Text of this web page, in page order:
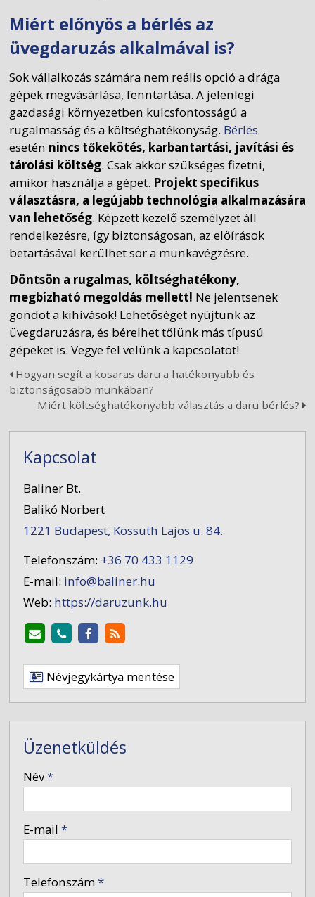
Miért előnyös a bérlés az
üvegdaruzás alkalmával is?
Sok vállalkozás számára nem reális opció a drága
gépek megvásárlása, fenntartása. A jelenlegi
gazdasági környezetben kulcsfontosságú a
rugalmasság és a költséghatékonyság. Bérlés
esetén nincs tőkekötés, karbantartási, javítási és
tárolási költség. Csak akkor szükséges fizetni,
amikor használja a gépet. Projekt specifikus
választásra, a legújabb technológia alkalmazására
van lehetőség. Képzett kezelő személyzet áll
rendelkezésre, így biztonságosan, az előírások
betartásával kerülhet sor a munkavégzésre.
Döntsön a rugalmas, költséghatékony,
megbízható megoldás mellett! Ne jelentsenek
gondot a kihívások! Lehetőséget nyújtunk az
üvegdaruzásra, és bérelhet tőlünk más típusú
gépeket is. Vegye fel velünk a kapcsolatot!
Hogyan segít a kosaras daru a hatékonyabb és
biztonságosabb munkában?
Miért költséghatékonyabb választás a daru bérlés?
Kapcsolat
Baliner Bt.
Balikó Norbert
1221 Budapest, Kossuth Lajos u. 84.
Telefonszám: +36 70 433 1129
E-mail: info@baliner.hu
Web: https://daruzunk.hu
Névjegykártya mentése
Üzenetküldés
Név*
E-mail *
Telefonszám*